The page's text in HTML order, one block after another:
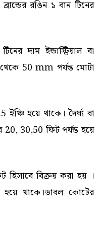
রঙিন ১ বান টিনের
দাম ইন্ডাস্ট্রিয়াল বা
50 mm পর্যন্ত মোটা
হয়ে থাকে। দৈর্ঘ্য বা
20, 30,50 ফিট পর্যন্ত হয়ে
হিসাবে বিক্রয় করা হয় ।
থাকে।ডাবল কোটের